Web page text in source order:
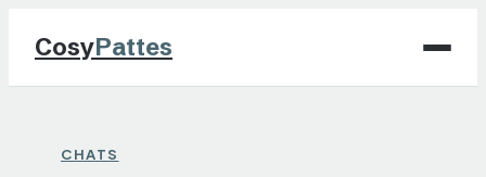
CosyPattes
CHATS